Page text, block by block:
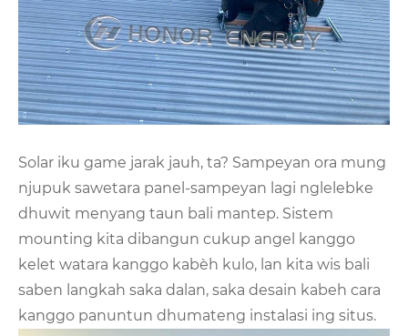
Solar iku game jarak jauh, ta? Sampeyan ora mung
njupuk sawetara panel-sampeyan lagi nglelebke
dhuwit menyang taun bali mantep. Sistem
mounting kita dibangun cukup angel kanggo
kelet watara kanggo kabèh kulo, lan kita wis bali
saben langkah saka dalan, saka desain kabeh cara
kanggo panuntun dhumateng instalasi ing situs.